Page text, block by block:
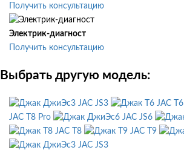
Получить консультацию
Электрик-диагност
Получить консультацию
Выбрать другую модель:
JAC JS3
JAC T6
JAC T8 Pro
JAC JS6
JAC T8
JAC T9
JAC JS3